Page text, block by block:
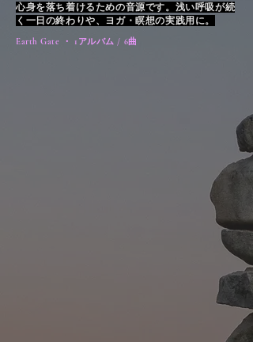
心身を落ち着けるための音源です。浅い呼吸が続
く一日の終わりや、ヨガ・瞑想の実践用に。
Earth Gate ・ 1アルバム / 6曲